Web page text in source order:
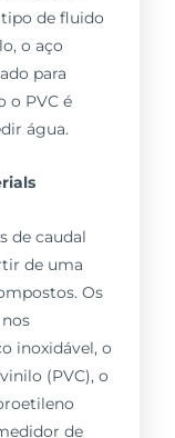
tipo de fluido
o aço
para
o PVC é
água.
de caudal
de uma
Os
inoxidável, o
(PVC), o
de